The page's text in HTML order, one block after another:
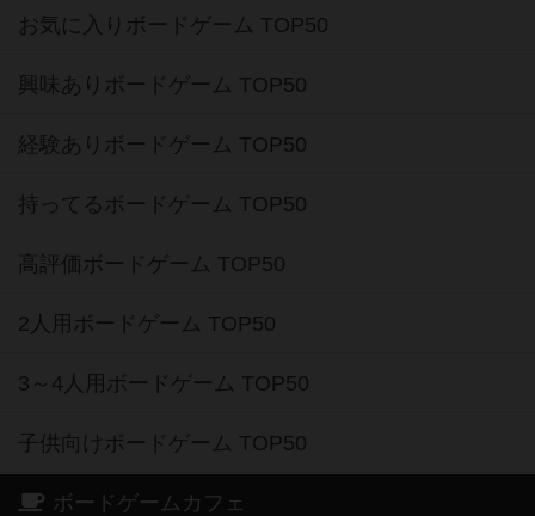
お気に入りボードゲーム TOP50
興味ありボードゲーム TOP50
経験ありボードゲーム TOP50
持ってるボードゲーム TOP50
高評価ボードゲーム TOP50
2人用ボードゲーム TOP50
3～4人用ボードゲーム TOP50
子供向けボードゲーム TOP50
ボードゲームカフェ